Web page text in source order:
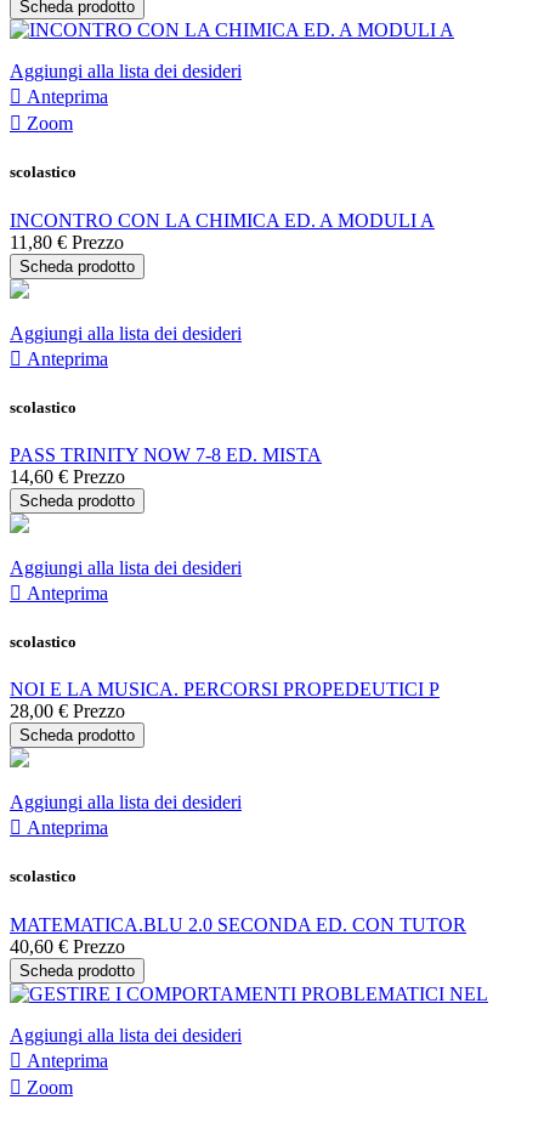
Scheda prodotto
Aggiungi alla lista dei desideri
 Anteprima
 Zoom
scolastico
INCONTRO CON LA CHIMICA ED. A MODULI A
11,80 € Prezzo
Scheda prodotto
Aggiungi alla lista dei desideri
 Anteprima
scolastico
PASS TRINITY NOW 7-8 ED. MISTA
14,60 € Prezzo
Scheda prodotto
Aggiungi alla lista dei desideri
 Anteprima
scolastico
NOI E LA MUSICA. PERCORSI PROPEDEUTICI P
28,00 € Prezzo
Scheda prodotto
Aggiungi alla lista dei desideri
 Anteprima
scolastico
MATEMATICA.BLU 2.0 SECONDA ED. CON TUTOR
40,60 € Prezzo
Scheda prodotto
Aggiungi alla lista dei desideri
 Anteprima
 Zoom